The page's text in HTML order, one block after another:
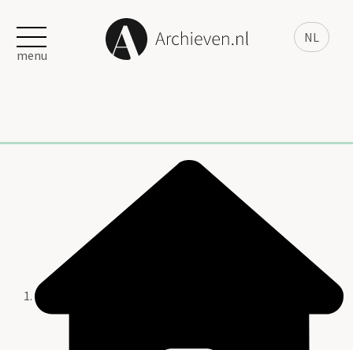
NL
menu